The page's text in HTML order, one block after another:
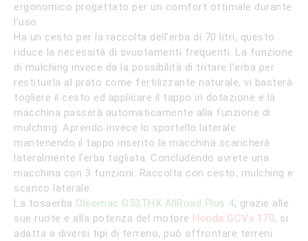
ergonomico progettato per un comfort ottimale durante
l’uso.
Ha un cesto per la raccolta dell’erba di 70 litri, questo
riduce la necessità di svuotamenti frequenti. La funzione
di mulching invece da la possibilità di tritare l’erba per
restituirla al prato come fertilizzante naturale, vi basterà
togliere il cesto ed applicare il tappo in dotazione e la
macchina passerà automaticamente alla funzione di
mulching. Aprendo invece lo sportello laterale
mantenendo il tappo inserito la macchina scaricherà
lateralmente l’erba tagliata. Concludendo avrete una
macchina con 3 funzioni: Raccolta con cesto, mulching e
scarico laterale.
La tosaerba Oleomac G53THX AllRoad Plus 4, grazie alle
sue ruote e alla potenza del motore Honda GCVx 170, si
adatta a diversi tipi di terreno, può affrontare terreni